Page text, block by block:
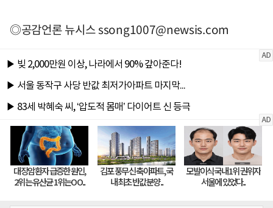
◎공감언론 뉴시스ssong1007@newsis.com